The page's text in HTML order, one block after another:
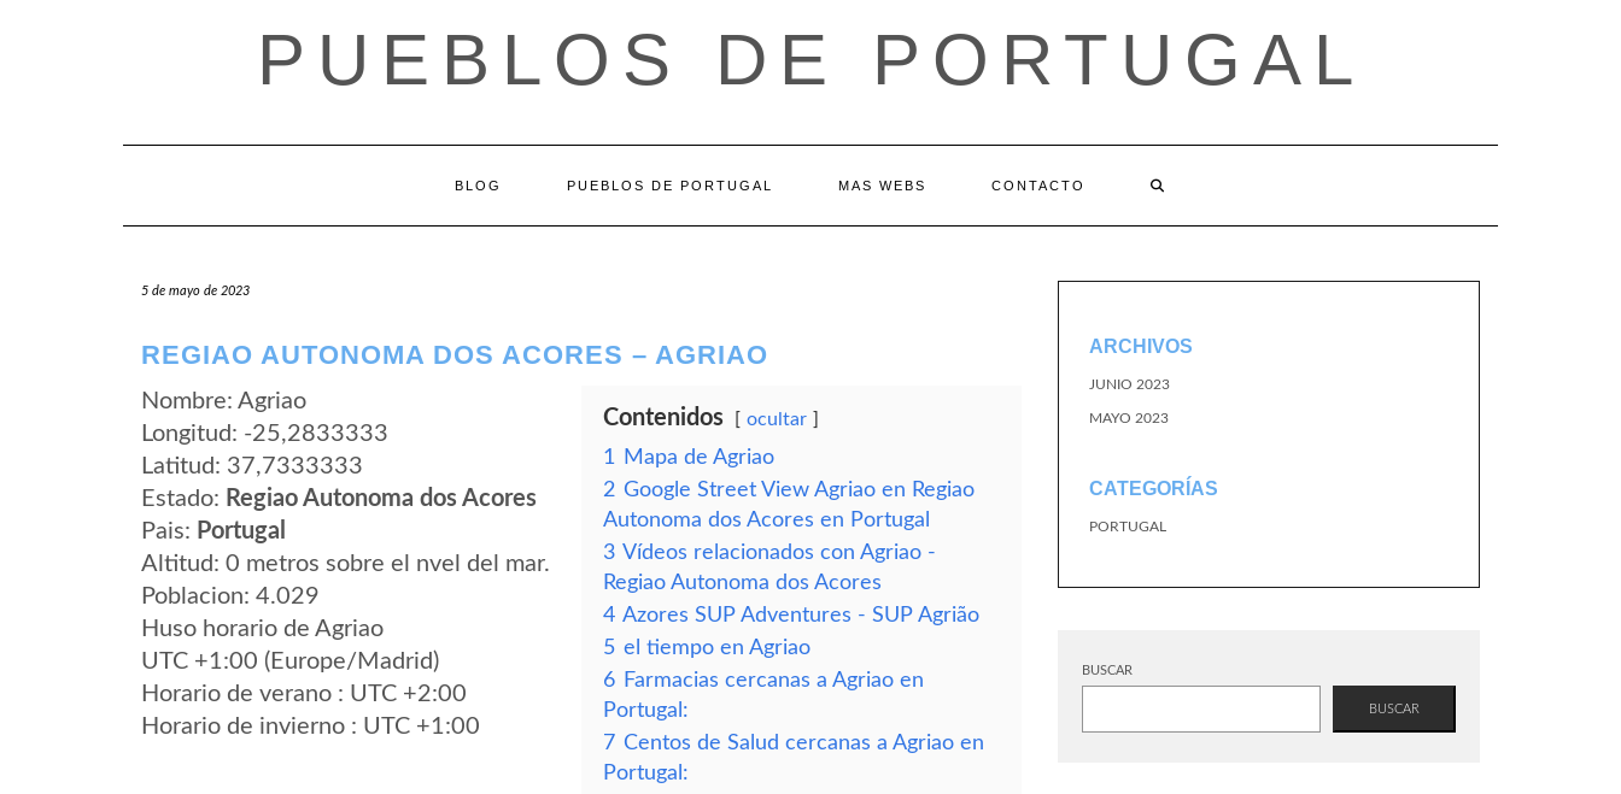
PUEBLOS DE PORTUGAL
BLOG PUEBLOS DE PORTUGAL MAS WEBS CONTACTO
5 de mayo de 2023
REGIAO AUTONOMA DOS ACORES – AGRIAO
Nombre: Agriao
Longitud: -25,2833333
Latitud: 37,7333333
Estado: Regiao Autonoma dos Acores
Pais: Portugal
Altitud: 0 metros sobre el nvel del mar.
Poblacion: 4.029
Huso horario de Agriao
UTC +1:00 (Europe/Madrid)
Horario de verano : UTC +2:00
Horario de invierno : UTC +1:00
Contenidos ocultar
1
Mapa de Agriao
2 Google Street View Agriao en Regiao
Autonoma dos Acores en Portugal
3 Vídeos relacionados con Agriao -
Regiao Autonoma dos Acores
4 Azores SUP Adventures - SUP Agrião
5 el tiempo en Agriao
6 Farmacias cercanas a Agriao en
Portugal:
7 Centos de Salud cercanas a Agriao en
Portugal:
ARCHIVOS
JUNIO 2023
MAYO 2023
CATEGORÍAS
PORTUGAL
BUSCAR
BUSCAR